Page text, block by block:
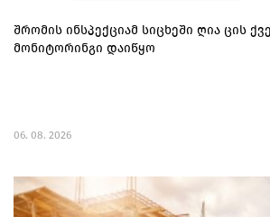
შრომის ინსპექციამ სიცხეში ღია ცის
მონიტორინგი დაიწყო
06. 08. 2026